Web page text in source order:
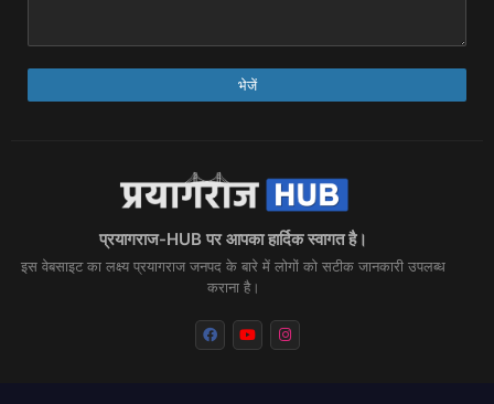
प्रयागराज-HUB पर आपका हार्दिक स्वागत है।
इस वेबसाइट का लक्ष्य प्रयागराज जनपद के बारे में लोगों को सटीक जानकारी उपलब्ध
कराना है।